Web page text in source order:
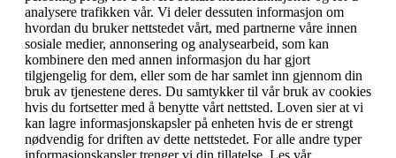
analysere trafikken vår. Vi deler dessuten informasjon om
hvordan du bruker nettstedet vårt, med partnerne våre innen
sosiale medier, annonsering og analysearbeid, som kan
kombinere den med annen informasjon du har gjort
tilgjengelig for dem, eller som de har samlet inn gjennom din
bruk av tjenestene deres. Du samtykker til vår bruk av cookies
hvis du fortsetter med å benytte vårt nettsted. Loven sier at vi
kan lagre informasjonskapsler på enheten hvis de er strengt
nødvendig for driften av dette nettstedet. For alle andre typer